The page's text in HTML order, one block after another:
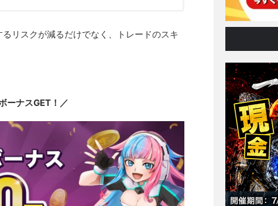
リスクが減るだけでなく、トレードのスキ
ーナスGET！／